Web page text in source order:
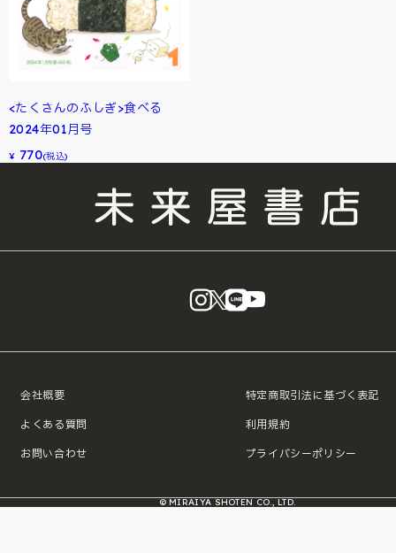
<たくさんのふしぎ>食べる
2024年01月号
¥ 770(税込)
instagram
X LINE
会社概要
よくある質問
お問い合わせ
特定商取引法に基づく表記
利用規約
プライバシーポリシー
© MIRAIYA SHOTEN CO., LTD.